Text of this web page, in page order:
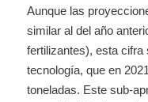
Aunque las
similar al del año
fertilizantes), esta cifra
tecnología, que en
toneladas. Este sub-